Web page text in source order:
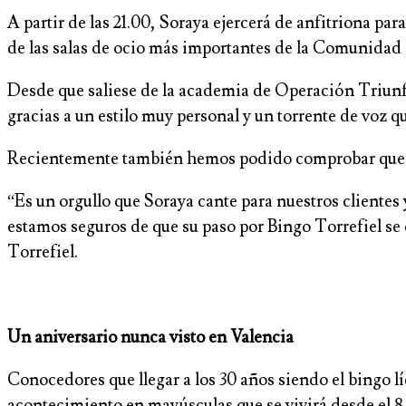
A partir de las 21.00, Soraya ejercerá de anfitriona
de las salas de ocio más importantes de la
Desde que saliese de la academia de Operación
gracias a un estilo muy personal y un torrente de voz
Recientemente también hemos podido comprobar
“Es un orgullo que Soraya cante para nuestros
estamos seguros de que su paso por Bingo Torrefiel
Torrefiel.
Un aniversario nunca visto en Valencia
Conocedores que llegar a los 30 años siendo el